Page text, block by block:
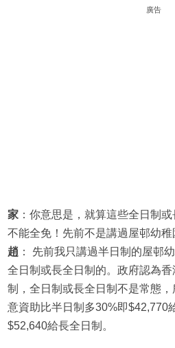
廣告
家：你意思是，就算這些全日制
不能全免！先前不是講過屋邨幼稚
趙 ： 先前我只講過半日制的屋邨
全日制或長全日制的。政府認為香
制，全日制或長全日制不是常態
意資助比半日制多30%即$42,770
$52,640給長全日制。